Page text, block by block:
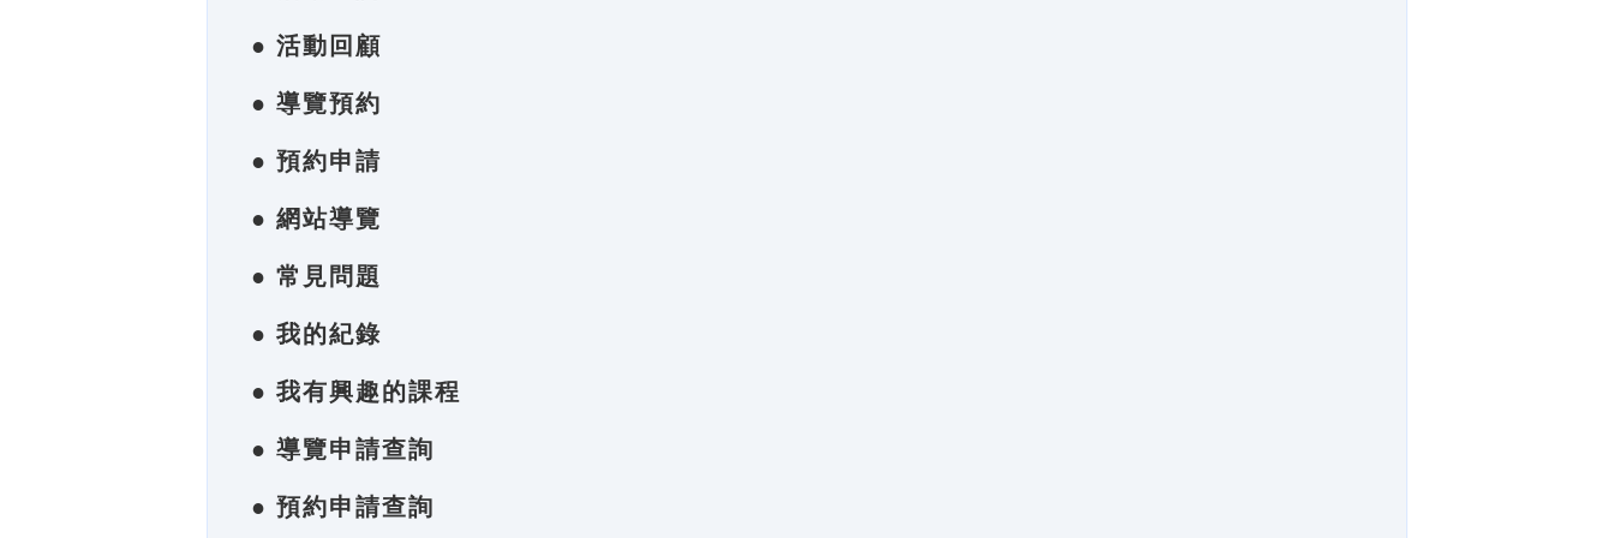
● 活動回顧
● 導覽預約
● 預約申請
● 網站導覽
● 常見問題
● 我的紀錄
● 我有興趣的課程
● 導覽申請查詢
● 預約申請查詢